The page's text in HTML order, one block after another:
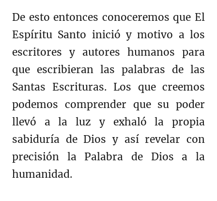
De esto entonces conoceremos que El
Espíritu Santo inició y motivo a los
escritores y autores humanos para
que escribieran las palabras de las
Santas Escrituras. Los que creemos
podemos comprender que su poder
llevó a la luz y exhaló la propia
sabiduría de Dios y así revelar con
precisión la Palabra de Dios a la
humanidad.